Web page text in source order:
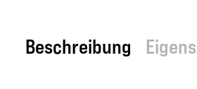
Beschreibung